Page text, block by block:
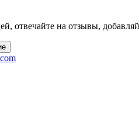
отвечайте на отзывы,